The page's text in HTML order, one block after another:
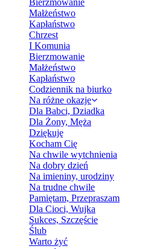
Bierzmowanie
Małżeństwo
Kapłaństwo
Chrzest
I Komunia
Bierzmowanie
Małżeństwo
Kapłaństwo
Codziennik na biurko
Na różne okazje
Dla Babci, Dziadka
Dla Żony, Męża
Dziękuję
Kocham Cię
Na chwile wytchnienia
Na dobry dzień
Na imieniny, urodziny
Na trudne chwile
Pamiętam, Przepraszam
Dla Cioci, Wujka
Sukces, Szczęście
Ślub
Warto żyć